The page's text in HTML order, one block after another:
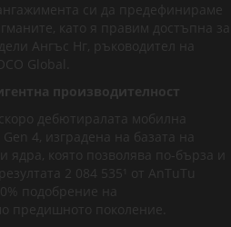
си да предефинираме
като я правим достъпна за
Ангъс Нг, ръководител на
Global.
производителност
дебютиралата мобилна
4, изградена на базата на
ядра, която позволява по-бърза и
2 084 535¹ от AnTuTu
подобрение на
предишното поколение.